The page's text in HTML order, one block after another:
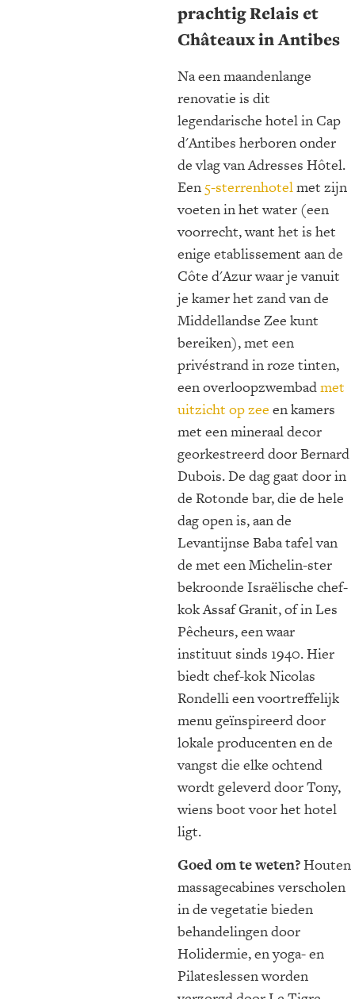
prachtig Relais et
Châteaux in Antibes
Na een maandenlange
renovatie is dit
legendarische hotel in Cap
d'Antibes herboren onder
de vlag van Adresses Hôtel.
Een 5-sterrenhotelmet zijn
voeten in het water (een
voorrecht, want het is het
enige etablissement aan de
Côte d'Azur waar je vanuit
je kamer het zand van de
Middellandse Zee kunt
bereiken), met een
privéstrand in roze tinten,
een overloopzwembadmet
uitzicht op zee en kamers
met een mineraal decor
georkestreerd door Bernard
Dubois. De dag gaat door in
de Rotonde bar, die de hele
dag open is, aan de
Levantijnse Baba tafel van
de met een Michelin-ster
bekroonde Israëlische chef-
kok Assaf Granit, of in Les
Pêcheurs, een waar
instituut sinds 1940. Hier
biedt chef-kok Nicolas
Rondelli een voortreffelijk
menu geïnspireerd door
lokale producenten en de
vangst die elke ochtend
wordt geleverd door Tony,
wiens boot voor het hotel
ligt.
Goed om te weten?Houten
massagecabines verscholen
in de vegetatie bieden
behandelingen door
Holidermie, en yoga- en
Pilateslessen worden